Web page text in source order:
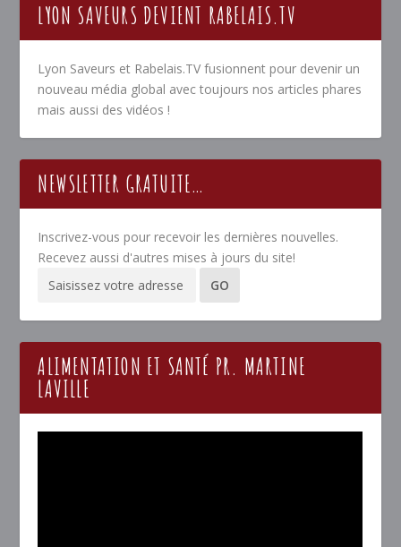
LYON SAVEURS DEVIENT RABELAIS.TV
Lyon Saveurs et Rabelais.TV fusionnent pour devenir un
nouveau média global avec toujours nos articles phares
mais aussi des vidéos !
NEWSLETTER GRATUITE…
Inscrivez-vous pour recevoir les dernières nouvelles.
Recevez aussi d'autres mises à jours du site!
ALIMENTATION ET SANTÉ PR. MARTINE
LAVILLE